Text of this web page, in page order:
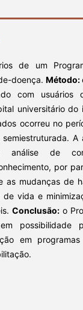
de um
doença. Método:
com usuários
universitário do
ocorreu no
A
de
por
as mudanças de
vida e
Conclusão:o
possibilidade
em programas